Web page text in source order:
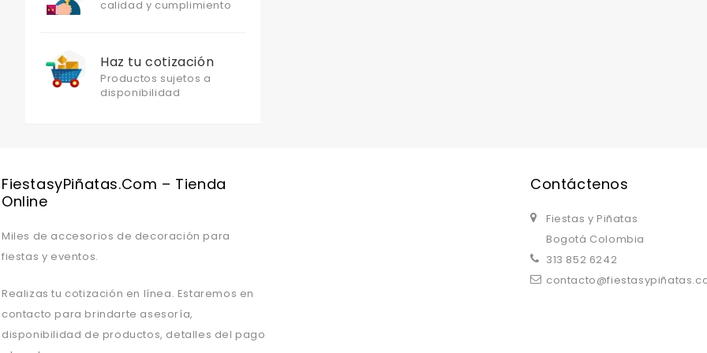
calidad y cumplimiento
Haz tu cotización
Productos sujetos a
disponibilidad
FiestasyPiñatas.com – Tienda
Online
Miles de accesorios de decoración para
fiestas y eventos.
Realizas tu cotización en línea. Estaremos en
contacto para brindarte asesoría,
disponibilidad de productos, detalles del pago
Contáctenos
Fiestas y Piñatas
Bogotá Colombia
313 852 6242